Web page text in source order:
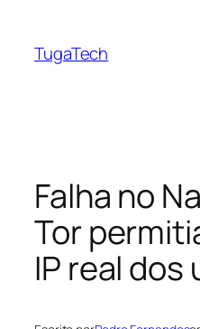
TugaTech
Falha no
Tor
IP real